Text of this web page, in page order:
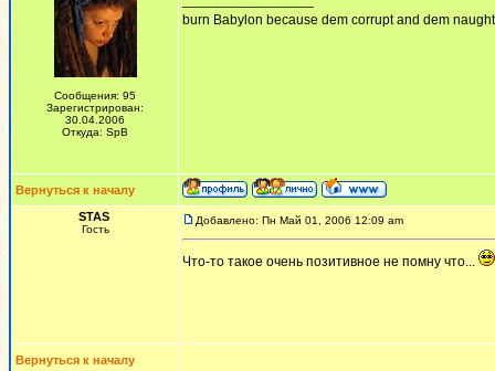
Сообщения: 95
Зарегистрирован:
30.04.2006
Откуда: SpB
burn Babylon because dem corrupt and dem
Вернуться к началу
STAS
Гость
Добавлено: Пн Май 01, 2006 12:09 am
Что-то такое очень позитивное не помну что...
Вернуться к началу